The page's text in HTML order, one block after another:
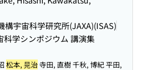
構宇宙科学研究所(JAXA)(ISAS)
科学シンポジウム 講演集
松本, 晃治寺田, 直樹 千秋, 博紀 平田,